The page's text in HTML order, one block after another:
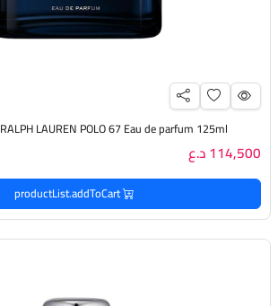
RALPH LAUREN POLO 67 Eau de parfum 125ml بولو عطر للرجال
114,500 د.ع
productList.addToCart